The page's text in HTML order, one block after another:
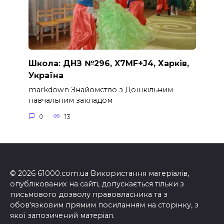
Школа: ДНЗ №296, X7MF+J4, Харків,
Україна
markdown Знайомство з Дошкільним
навчальним закладом
0 13
© 2026 61000.com.ua Використання матеріалів,
опублікованих на сайті, допускається тільки з
письмового дозволу правовласника та з
обов'язковим прямим посиланням на сторінку, з
якої запозичений матеріал.